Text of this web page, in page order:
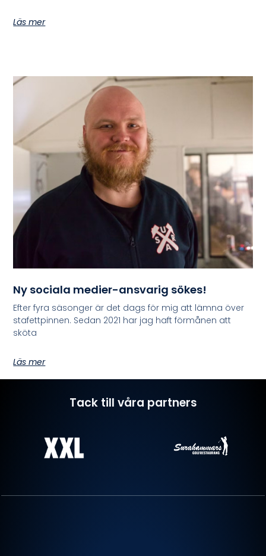
Läs mer
Ny sociala medier-ansvarig sökes!
Efter fyra säsonger är det dags för mig att lämna över
stafettpinnen. Sedan 2021 har jag haft förmånen att
sköta
Läs mer
Tack till våra partners